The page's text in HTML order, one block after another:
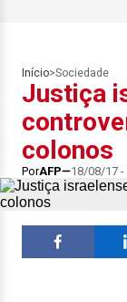
Início>Sociedade
Justiça
colonos
PorAFP 18/08/17 -